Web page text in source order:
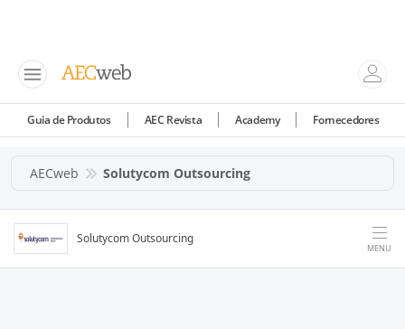
Guia de Produtos AEC Revista Academy Fornecedores
AECweb Solutycom Outsourcing
Solutycom Outsourcing
MENU